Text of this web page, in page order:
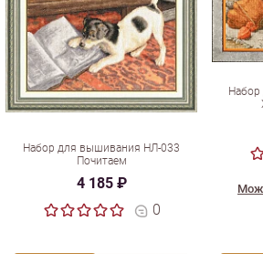
Набор для вышивания НЛ-033
Почитаем
4 185 ₽
0